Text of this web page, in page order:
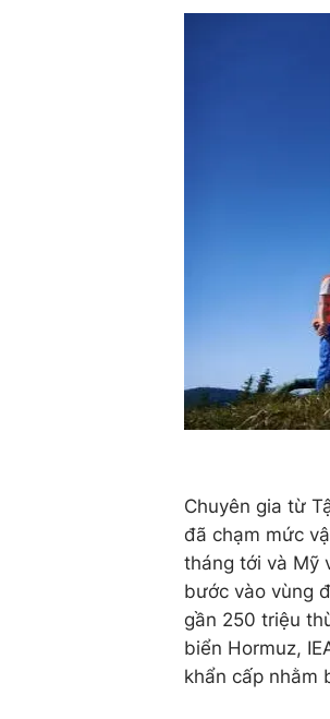
Chuyên gia từ
đã chạm mức
tháng tới và Mỹ
bước vào vùng
gần 250 triệu
biển Hormuz,
khẩn cấp nhằm